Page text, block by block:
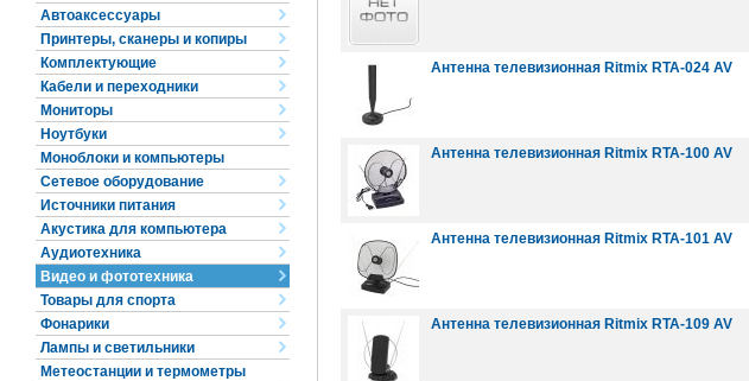
Автоаксессуары
Принтеры, сканеры и копиры
Комплектующие
Кабели и переходники
Мониторы
Ноутбуки
Моноблоки и компьютеры
Сетевое оборудование
Источники питания
Акустика для компьютера
Аудиотехника
Видео и фототехника
Товары для спорта
Фонарики
Лампы и светильники
Метеостанции и термометры
Антенна телевизионная Ritmix RTA-024 AV
Антенна телевизионная Ritmix RTA-100 AV
Антенна телевизионная Ritmix RTA-101 AV
Антенна телевизионная Ritmix RTA-109 AV